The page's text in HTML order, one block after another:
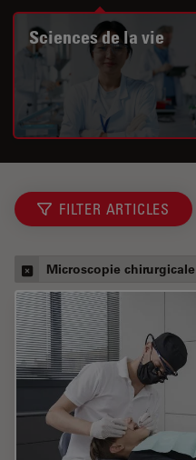
Sciences de la vie
FILTER ARTICLES
Microscopie chirurgicale